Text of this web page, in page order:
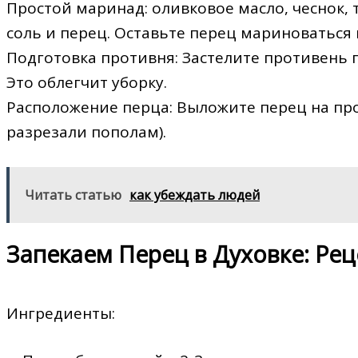
Простой маринад: оливковое масло,
соль и перец. Оставьте перец мариноваться
Подготовка противня: Застелите
Это облегчит уборку.
Расположение перца: Выложите перец на
разрезали пополам).
Читать статью как убеждать людей
Запекаем Перец в Духовке:
Ингредиенты: